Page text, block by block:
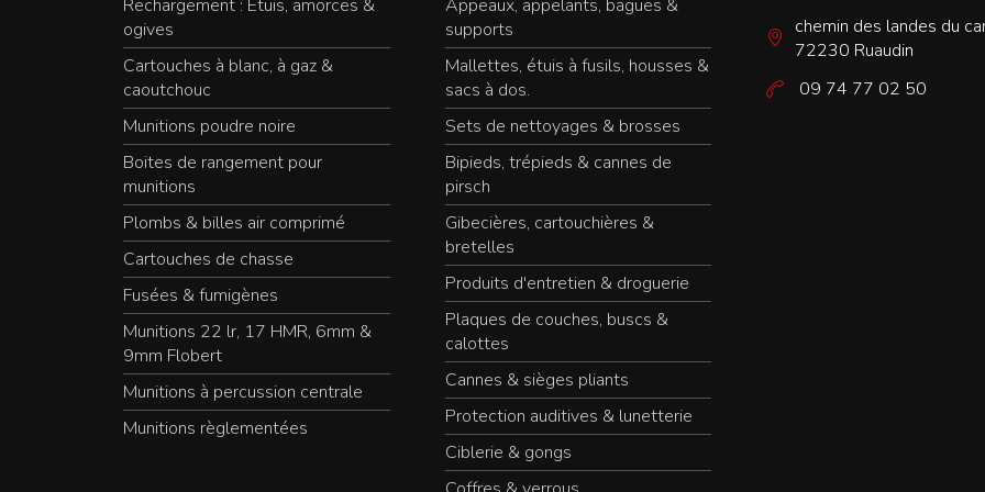
Rechargement : Etuis, amorces &
ogives
Cartouches à blanc, à gaz &
caoutchouc
Munitions poudre noire
Boites de rangement pour
munitions
Plombs & billes air comprimé
Cartouches de chasse
Fusées & fumigènes
Munitions 22 lr, 17 HMR, 6mm &
9mm Flobert
Munitions à percussion centrale
Munitions règlementées
Appeaux, appelants, bagues &
supports
Mallettes, étuis à fusils, housses &
sacs à dos.
Sets de nettoyages & brosses
Bipieds, trépieds & cannes de
pirsch
Gibecières, cartouchières &
bretelles
Produits d'entretien & droguerie
Plaques de couches, buscs &
calottes
Cannes & sièges pliants
Protection auditives & lunetterie
Ciblerie & gongs
chemin des landes du
72230 Ruaudin
09 74 77 02 50